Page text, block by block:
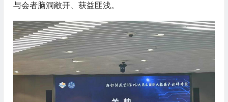
与会者脑洞敞开、获益匪浅。